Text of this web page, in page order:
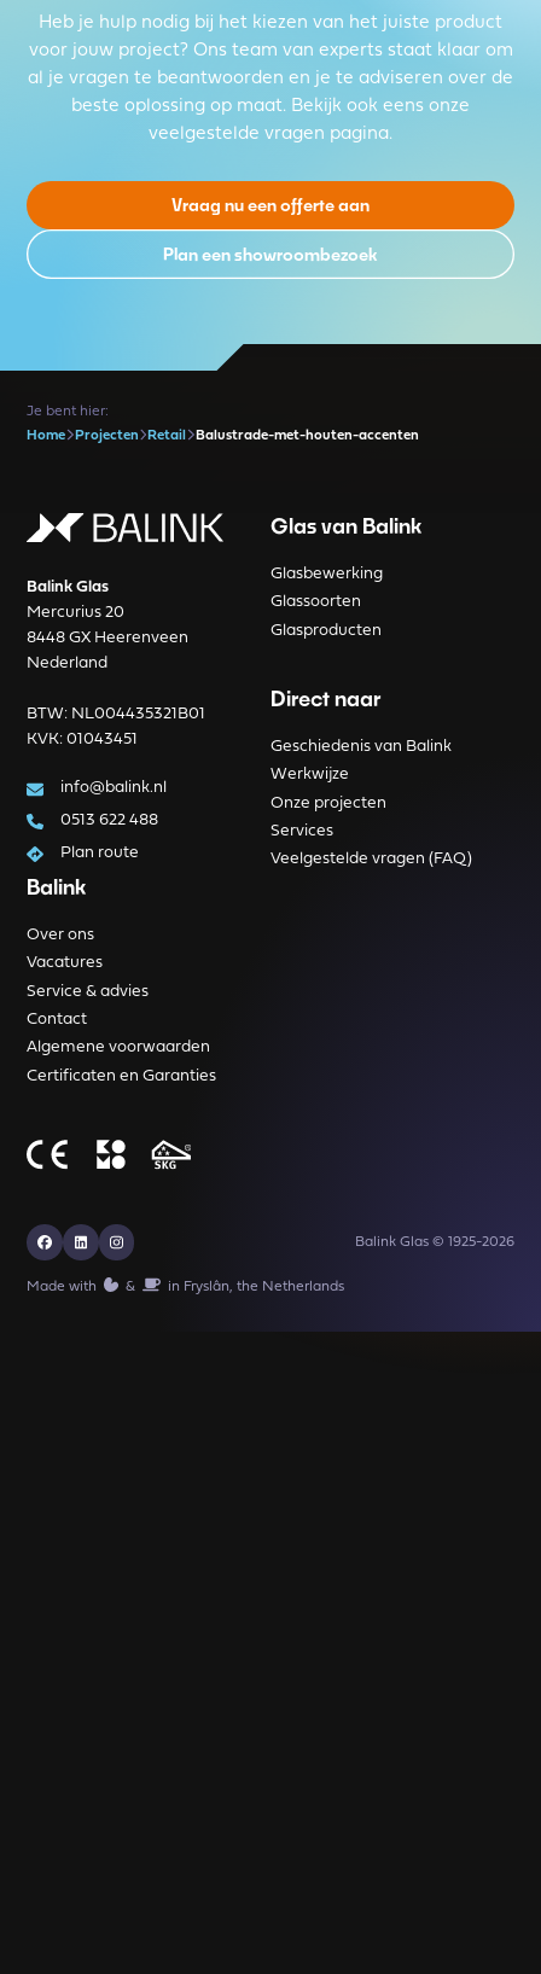
Heb je hulp nodig bij het kiezen van het juiste product
voor jouw project? Ons team van experts staat klaar om
al je vragen te beantwoorden en je te adviseren over de
beste oplossing op maat. Bekijk ook eens onze
veelgestelde vragen pagina.
Vraag nu een offerte aan
Plan een showroombezoek
Je bent hier:
Home
Projecten Retail Balustrade-met-houten-accenten
Balink Glas
Mercurius 20
8448 GX Heerenveen
Nederland
BTW: NL004435321B01
KVK: 01043451
info@balink.nl
0513 622 488
Plan route
Glas van Balink
Glasbewerking
Glassoorten
Glasproducten
Direct naar
Geschiedenis van Balink
Werkwijze
Onze projecten
Services
Veelgestelde vragen (FAQ)
Balink
Over ons
Vacatures
Service & advies
Contact
Algemene voorwaarden
Certificaten en Garanties
Balink Glas © 1925-2026
Made with ️& in Fryslân, the Netherlands